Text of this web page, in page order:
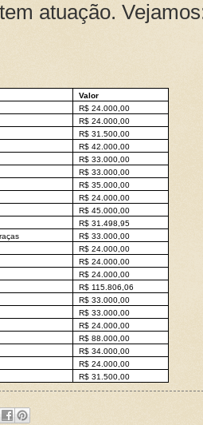
atuação.
Valor
R$ 24.000,00
R$ 24.000,00
R$ 31.500,00
R$ 42.000,00
R$ 33.000,00
R$ 33.000,00
R$ 35.000,00
R$ 24.000,00
R$ 45.000,00
R$ 31.498,95
R$ 33.000,00
R$ 24.000,00
R$ 24.000,00
R$ 24.000,00
R$ 115.806,06
R$ 33.000,00
R$ 33.000,00
R$ 24.000,00
R$ 88.000,00
R$ 34.000,00
R$ 24.000,00
R$ 31.500,00